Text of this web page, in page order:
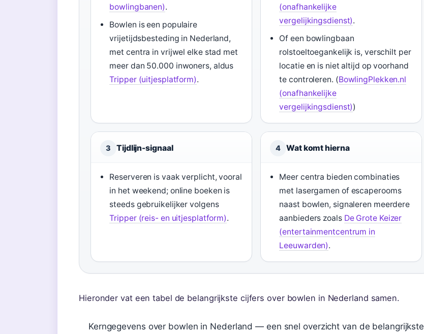
bowlingbanen).
Bowlen is een populaire
vrijetijdsbesteding in Nederland,
met centra in vrijwel elke stad met
meer dan 50.000 inwoners, aldus
Tripper (uitjesplatform).
(onafhankelijke
vergelijkingsdienst).
Of een bowlingbaan
rolstoeltoegankelijk is, verschilt per
locatie en is niet altijd op voorhand
te controleren. (BowlingPlekken.nl
(onafhankelijke
vergelijkingsdienst))
3 Tijdlijn-signaal
Reserveren is vaak verplicht, vooral
in het weekend; online boeken is
steeds gebruikelijker volgens
Tripper (reis- en uitjesplatform).
4 Wat komt hierna
Meer centra bieden combinaties
met lasergamen of escaperooms
naast bowlen, signaleren meerdere
aanbieders zoals De Grote Keizer
(entertainmentcentrum in
Leeuwarden).
Hieronder vat een tabel de belangrijkste cijfers over bowlen in Nederland samen.
Kerngegevens over bowlen in Nederland — een snel overzicht van de belangrijkste